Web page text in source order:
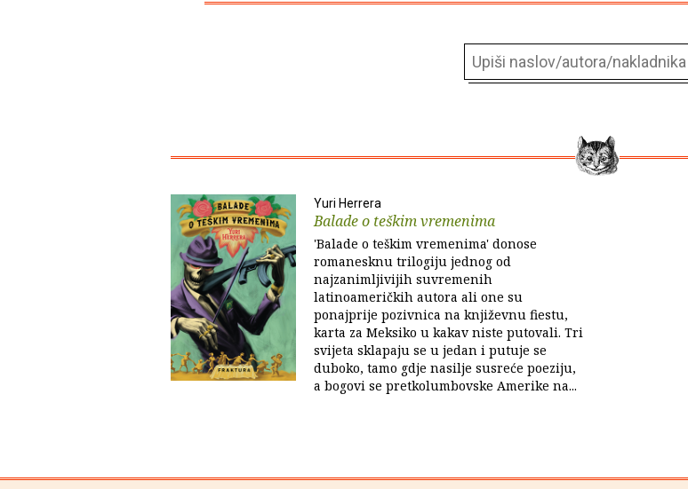
Yuri Herrera
Balade o teškim vremenima
'Balade o teškim vremenima' donose
romanesknu trilogiju jednog od
najzanimljivijih suvremenih
latinoameričkih autora ali one su
ponajprije pozivnica na književnu fiestu,
karta za Meksiko u kakav niste putovali. Tri
svijeta sklapaju se u jedan i putuje se
duboko, tamo gdje nasilje susreće poeziju,
a bogovi se pretkolumbovske Amerike na...